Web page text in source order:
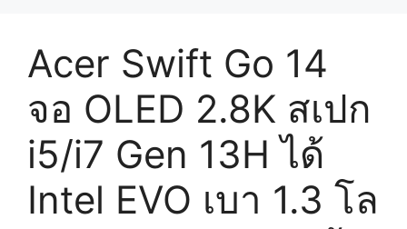
Acer Swift Go 14
จอ OLED 2.8K สเปก
i5/i7 Gen 13H ได้
Intel EVO เบา 1.3 โล